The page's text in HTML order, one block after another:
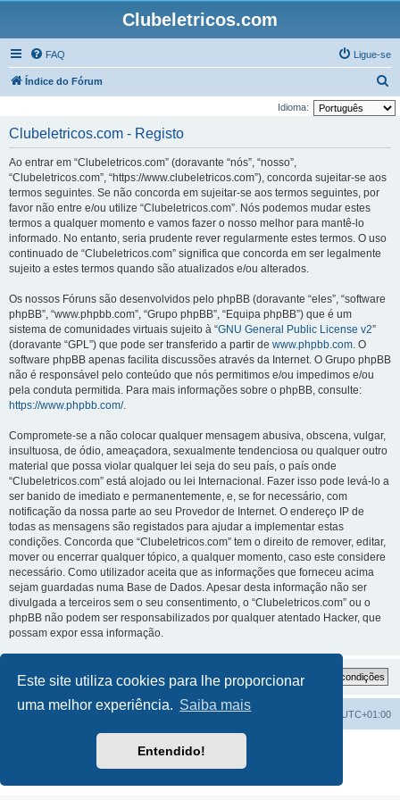
Este site utiliza cookies para lhe proporcionar
uma melhor experiência. Saiba mais
Entendido!
Clubeletricos.com
FAQ Ligue-se
Índice do Fórum
e
Idioma:
Clubeletricos.com - Registo
Ao entrar em “Clubeletricos.com” (doravante “nós”, “nosso”,
“Clubeletricos.com”, “https://www.clubeletricos.com”), concorda sujeitar-se aos
termos seguintes. Se não concorda em sujeitar-se aos termos seguintes, por
favor não entre e/ou utilize “Clubeletricos.com”. Nós podemos mudar estes
termos a qualquer momento e vamos fazer o nosso melhor para mantê-lo
informado. No entanto, seria prudente rever regularmente estes termos. O uso
continuado de “Clubeletricos.com” significa que concorda em ser legalmente
sujeito a estes termos quando são atualizados e/ou alterados.
Os nossos Fóruns são desenvolvidos pelo phpBB (doravante “eles”, “software
phpBB”, “www.phpbb.com”, “Grupo phpBB”, “Equipa phpBB”) que é um
sistema de comunidades virtuais sujeito à “GNU General Public License v2”
(doravante “GPL”) que pode ser transferido a partir de www.phpbb.com. O
software phpBB apenas facilita discussões através da Internet. O Grupo phpBB
não é responsável pelo conteúdo que nós permitimos e/ou impedimos e/ou
pela conduta permitida. Para mais informações sobre o phpBB, consulte:
https://www.phpbb.com/.
Compromete-se a não colocar qualquer mensagem abusiva, obscena, vulgar,
insultuosa, de ódio, ameaçadora, sexualmente tendenciosa ou qualquer outro
material que possa violar qualquer lei seja do seu país, o país onde
“Clubeletricos.com” está alojado ou lei Internacional. Fazer isso pode levá-lo a
ser banido de imediato e permanentemente, e, se for necessário, com
notificação da nossa parte ao seu Provedor de Internet. O endereço IP de
todas as mensagens são registados para ajudar a implementar estas
condições. Concorda que “Clubeletricos.com” tem o direito de remover, editar,
mover ou encerrar qualquer tópico, a qualquer momento, caso este considere
necessário. Como utilizador aceita que as informações que forneceu acima
sejam guardadas numa Base de Dados. Apesar desta informação não ser
divulgada a terceiros sem o seu consentimento, o “Clubeletricos.com” ou o
phpBB não podem ser responsabilizados por qualquer atentado Hacker, que
possam expor essa informação.
O Fuso Horário do Fórum é UTC+01:00
Desenvolvido por phpBB® Forum Software © phpBB Limited